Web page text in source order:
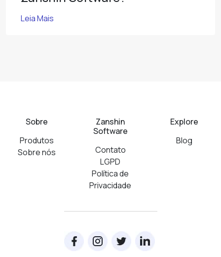
Leia Mais
Sobre
Produtos
Sobre nós
Zanshin
Software
Contato
LGPD
Política de
Privacidade
Explore
Blog